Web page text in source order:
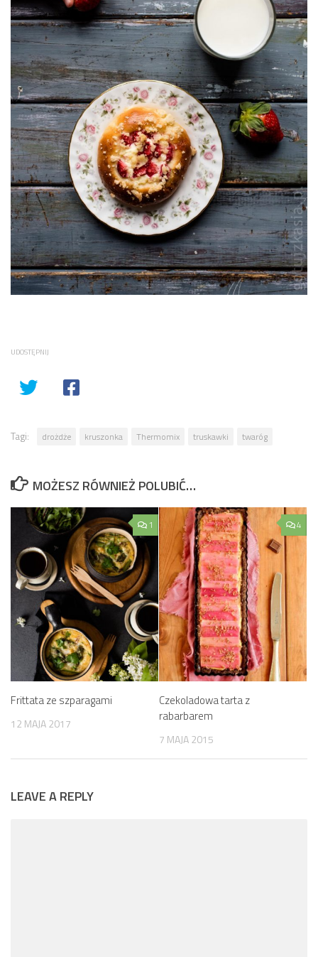
UDOSTĘPNIJ
Tagi: drożdże kruszonka Thermomix truskawki twaróg
MOŻESZ RÓWNIEŻ POLUBIĆ…
1
Frittata ze szparagami
12 MAJA 2017
4
Czekoladowa tarta z
rabarbarem
7 MAJA 2015
LEAVE A REPLY